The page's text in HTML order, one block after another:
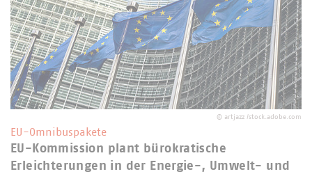
© artjazz /stock.adobe.com
EU-Omnibuspakete
EU-Kommission plant bürokratische
Erleichterungen in der Energie-, Umwelt- und